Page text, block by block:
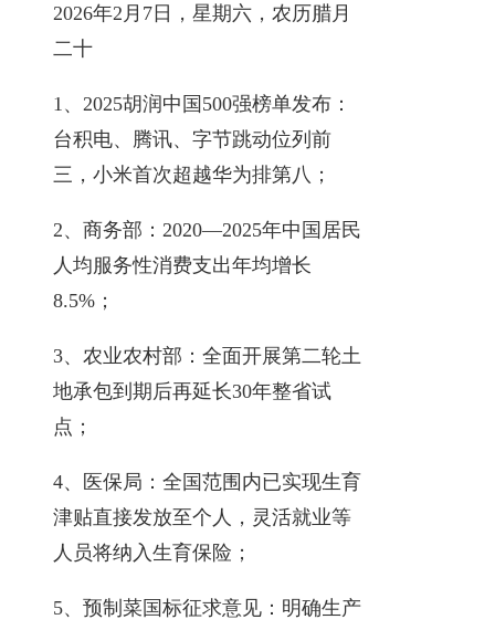
2026年2月7日，星期六，农历腊月
二十
1、2025胡润中国500强榜单发布：
台积电、腾讯、字节跳动位列前
三，小米首次超越华为排第八；
2、商务部：2020—2025年中国居民
人均服务性消费支出年均增长
8.5%；
3、农业农村部：全面开展第二轮土
地承包到期后再延长30年整省试
点；
4、医保局：全国范围内已实现生育
津贴直接发放至个人，灵活就业等
人员将纳入生育保险；
5、预制菜国标征求意见：明确生产